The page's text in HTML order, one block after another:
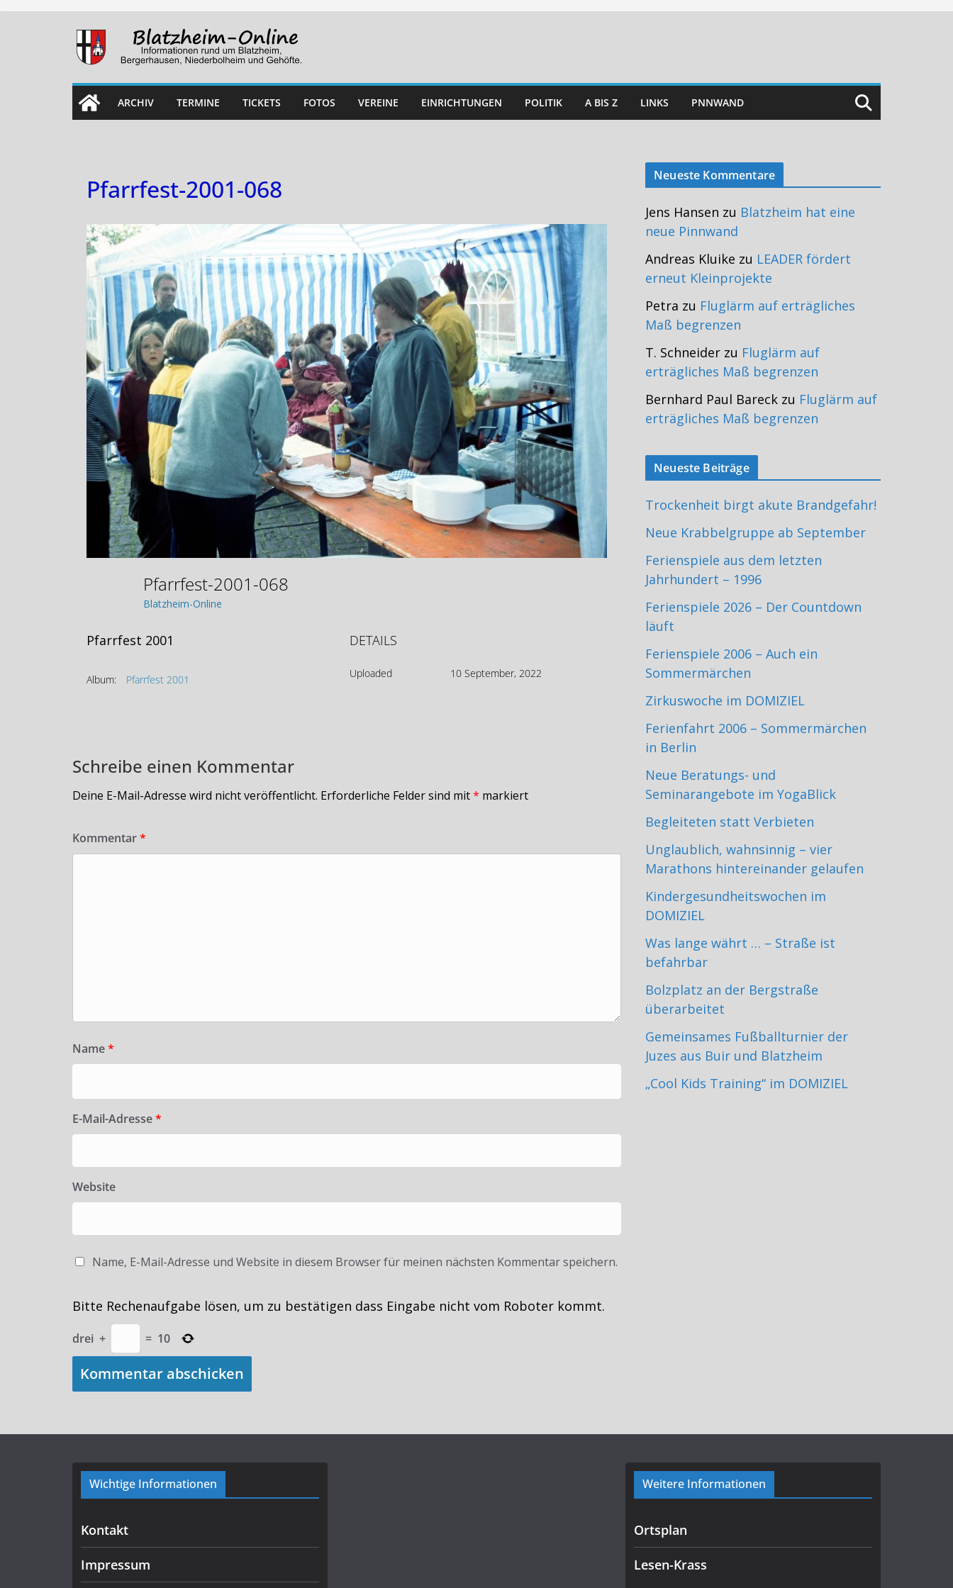
Skip
ARCHIV TERMINE TICKETS FOTOS VEREINE EINRICHTUNGEN POLITIK A BIS Z LINKS PNNWAND
Pfarrfest-2001-068
Pfarrfest-2001-068
Blatzheim-Online
Pfarrfest 2001
Album: Pfarrfest 2001
DETAILS
Uploaded 10 September, 2022
Schreibe einen Kommentar
Deine E-Mail-Adresse wird nicht veröffentlicht. Erforderliche Felder sind mit* markiert
Kommentar*
Name*
E-Mail-Adresse*
Website
Name, E-Mail-Adresse und Website in diesem Browser für meinen nächsten Kommentar speichern.
Bitte Rechenaufgabe lösen, um zu bestätigen dass Eingabe nicht vom Roboter kommt.
drei + = 10
Neueste Kommentare
Jens Hansen zu Blatzheim hat eine
neue Pinnwand
Andreas Kluike zu LEADER fördert
erneut Kleinprojekte
Petra zu Fluglärm auf erträgliches
Maß begrenzen
T. Schneider zu Fluglärm auf
erträgliches Maß begrenzen
Bernhard Paul Bareck zu Fluglärm auf
erträgliches Maß begrenzen
Neueste Beiträge
Trockenheit birgt akute Brandgefahr!
Neue Krabbelgruppe ab September
Ferienspiele aus dem letzten
Jahrhundert – 1996
Ferienspiele 2026 – Der Countdown
läuft
Ferienspiele 2006 – Auch ein
Sommermärchen
Zirkuswoche im DOMIZIEL
Ferienfahrt 2006 – Sommermärchen
in Berlin
Neue Beratungs- und
Seminarangebote im YogaBlick
Begleiteten statt Verbieten
Unglaublich, wahnsinnig – vier
Marathons hintereinander gelaufen
Kindergesundheitswochen im
DOMIZIEL
Was lange währt … – Straße ist
befahrbar
Bolzplatz an der Bergstraße
überarbeitet
Gemeinsames Fußballturnier der
Juzes aus Buir und Blatzheim
„Cool Kids Training“ im DOMIZIEL
Wichtige Informationen
Kontakt
Impressum
Weitere Informationen
Ortsplan
Lesen-Krass